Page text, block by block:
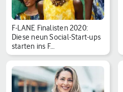
F-LANE Finalisten 2020:
Diese neun Social-Start-ups
starten ins F…